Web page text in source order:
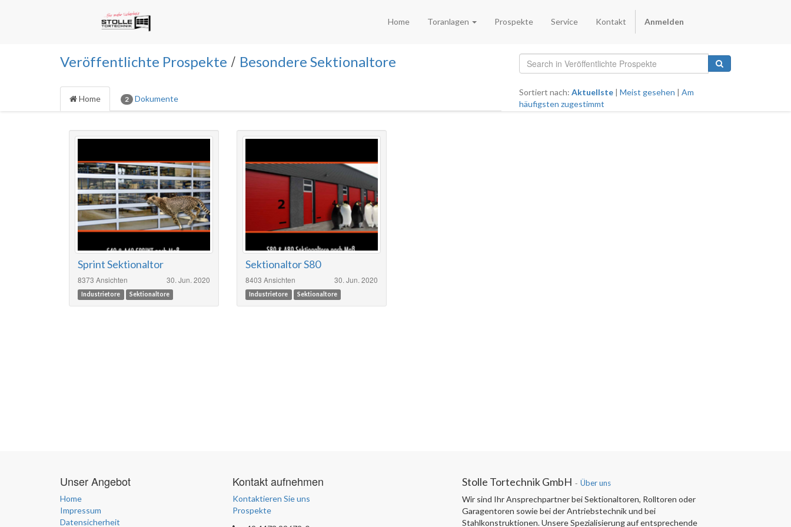
Home Toranlagen Prospekte Service Kontakt Anmelden
Veröffentlichte Prospekte / Besondere Sektionaltore
Home 2 Dokumente
Sortiert nach: Aktuellste | Meist gesehen | Am
häufigsten zugestimmt
Sprint Sektionaltor
8373 Ansichten 30. Jun. 2020
Industrietore Sektionaltore
Sektionaltor S80
8403 Ansichten 30. Jun. 2020
Industrietore Sektionaltore
Unser Angebot
Home
Impressum
Datensicherheit
Kontakt aufnehmen
Kontaktieren Sie uns
Prospekte
Stolle Tortechnik GmbH - Über uns
Wir sind Ihr Ansprechpartner bei Sektionaltoren, Rolltoren oder
Garagentoren sowie bei der Antriebstechnik und bei
Stahlkonstruktionen. Unsere Spezialisierung auf entsprechende